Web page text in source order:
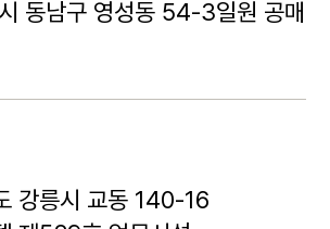
동남구 영성동 54-3일원 공매
강릉시 교동 140-16